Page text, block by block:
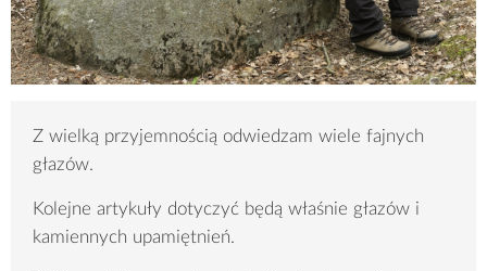
Z wielką przyjemnością odwiedzam wiele fajnych
głazów.
Kolejne artykuły dotyczyć będą właśnie głazów i
kamiennych upamiętnień.